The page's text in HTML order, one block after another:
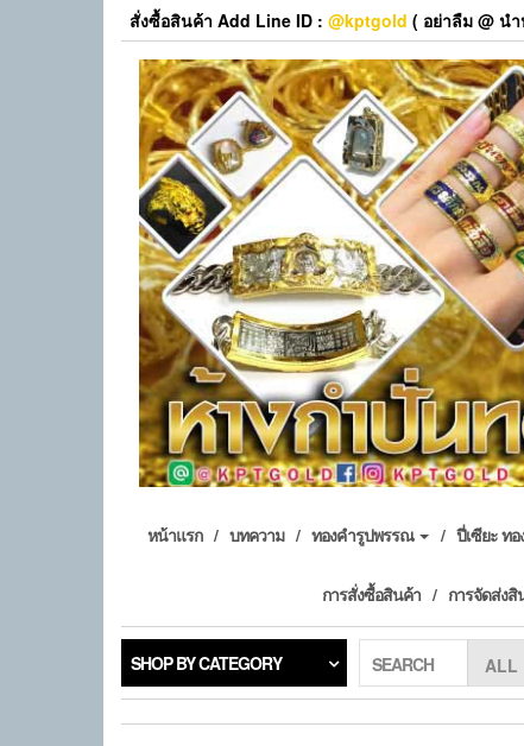
สั่งซื้อสินค้า Add Line ID : @kptgold ( อย่าลืม @ น
หน้าแรก บทความ ทองคำรูปพรรณ ปี่เซียะ ทอ
การสั่งซื้อสินค้า การจัดส่งสิ
SHOP BY CATEGORY SEARCH